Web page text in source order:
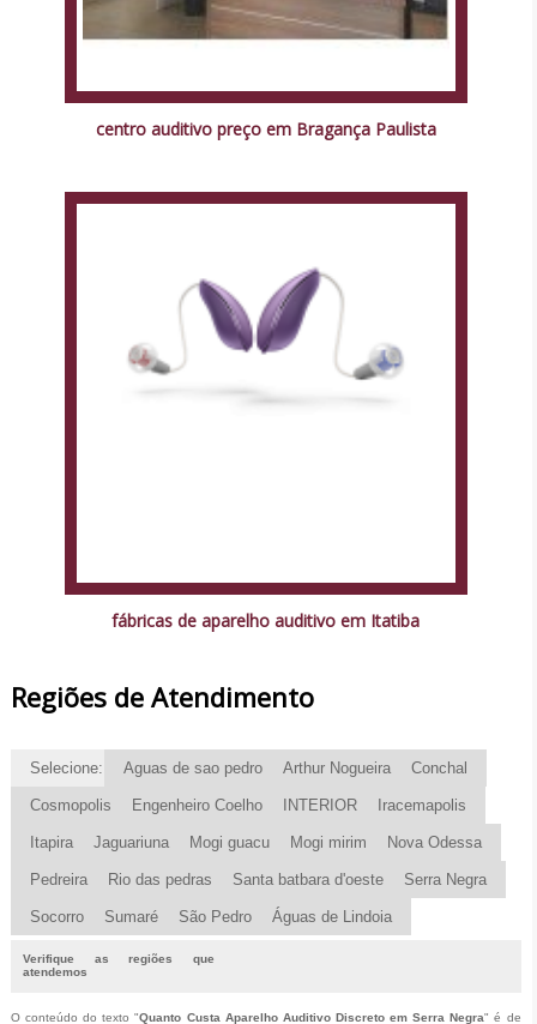
centro auditivo preço em Bragança Paulista
fábricas de aparelho auditivo em Itatiba
Regiões de Atendimento
Selecione: Aguas de sao pedro Arthur Nogueira Conchal
Cosmopolis Engenheiro Coelho INTERIOR Iracemapolis
Itapira Jaguariuna Mogi guacu Mogi mirim Nova Odessa
Pedreira Rio das pedras Santa batbara d'oeste Serra Negra
Socorro Sumaré São Pedro Águas de Lindoia
Verifique as regiões que
atendemos
O conteúdo do texto "Quanto Custa Aparelho Auditivo Discreto em Serra Negra" é de